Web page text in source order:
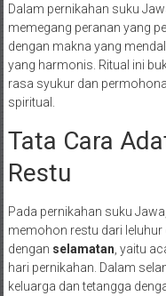
Dalam pernikahan suku
memegang peranan yang
dengan makna yang
yang harmonis. Ritual ini
rasa syukur dan
spiritual.
Tata Cara
Restu
Pada pernikahan suku
memohon restu dari leluhur
dengan selamatan , yaitu
hari pernikahan. Dalam
keluarga dan tetangga